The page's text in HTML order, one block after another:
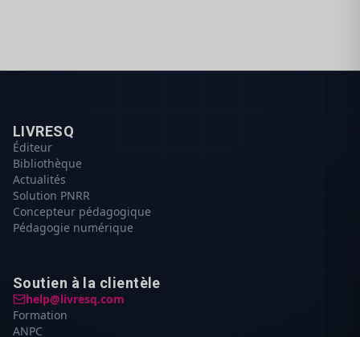
LIVRESQ
Éditeur
Bibliothèque
Actualités
Solution PNRR
Concepteur pédagogique
Pédagogie numérique
Soutien à la clientèle
help@livresq.com
Formation
ANPC